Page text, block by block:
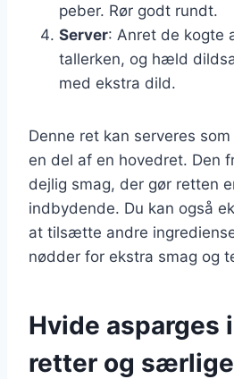
peber. Rør godt rundt.
Server: Anret de kogte
tallerken, og hæld
med ekstra dild.
Denne ret kan serveres
en del af en hovedret. Den
dejlig smag, der gør retten
indbydende. Du kan også
at tilsætte andre
nødder for ekstra smag og
Hvide asparges
retter og